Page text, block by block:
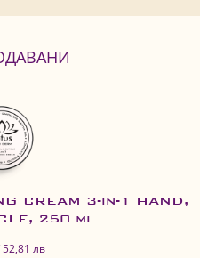
CREAM 3-in-1 HAND,
250 ml
лв